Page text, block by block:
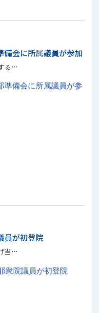
備会に所属議員が参加
る…
員が初登院
当…